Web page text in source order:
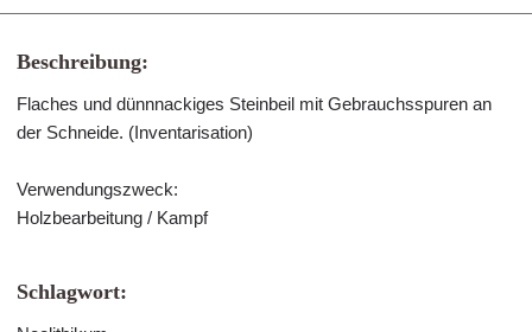
Beschreibung:
Flaches und dünnnackiges Steinbeil mit Gebrauchsspuren an
der Schneide. (Inventarisation)
Verwendungszweck:
Holzbearbeitung / Kampf
Schlagwort: